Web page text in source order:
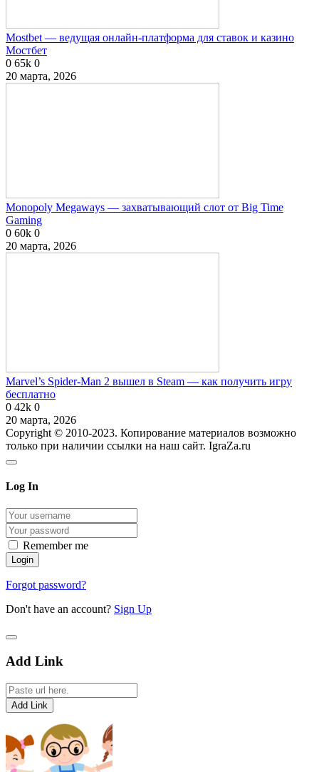
Mostbet — ведущая онлайн-платформа для ставок и казино
Мостбет
0 65k 0
20 марта, 2026
Monopoly Megaways — захватывающий слот от Big Time
Gaming
0 60k 0
20 марта, 2026
Marvel’s Spider-Man 2 вышел в Steam — как получить игру
бесплатно
0 42k 0
20 марта, 2026
Copyright © 2010-2023. Копирование материалов возможно
только при наличии ссылки на наш сайт. IgraZa.ru
Log In
Remember me
Forgot password?
Don't have an account? Sign Up
Add Link
Add Link